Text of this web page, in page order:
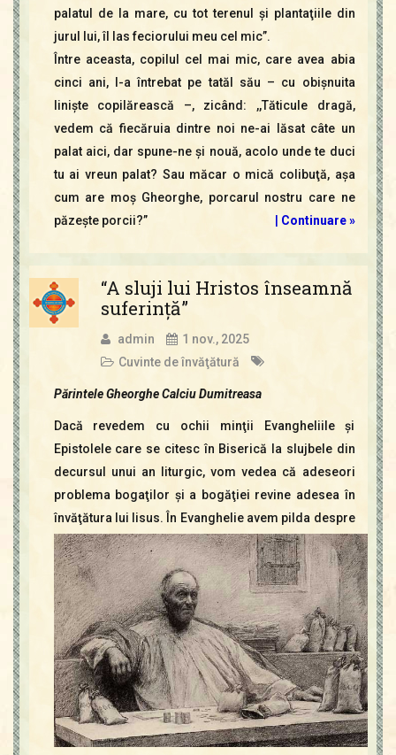
palatul de la mare, cu tot terenul şi plantaţiile din
jurul lui, îl las feciorului meu cel mic”.
Între aceasta, copilul cel mai mic, care avea abia
cinci ani, l-a întrebat pe tatăl său – cu obişnuita
linişte copilărească –, zicând: ,,Tăticule dragă,
vedem că fiecăruia dintre noi ne-ai lăsat câte un
palat aici, dar spune-ne şi nouă, acolo unde te duci
tu ai vreun palat? Sau măcar o mică colibuţă, aşa
cum are moş Gheorghe, porcarul nostru care ne
păzeşte porcii?”
| Continuare »
“A sluji lui Hristos înseamnă
suferinţă”
admin
1 nov., 2025
Cuvinte de învăţătură
Părintele Gheorghe Calciu Dumitreasa
Dacă revedem cu ochii minţii Evangheliile şi
Epistolele care se citesc în Biserică la slujbele din
decursul unui an liturgic, vom vedea că adeseori
problema bogaţilor şi a bogăţiei revine adesea în
învăţătura lui Iisus.În Evanghelie avem pilda despre